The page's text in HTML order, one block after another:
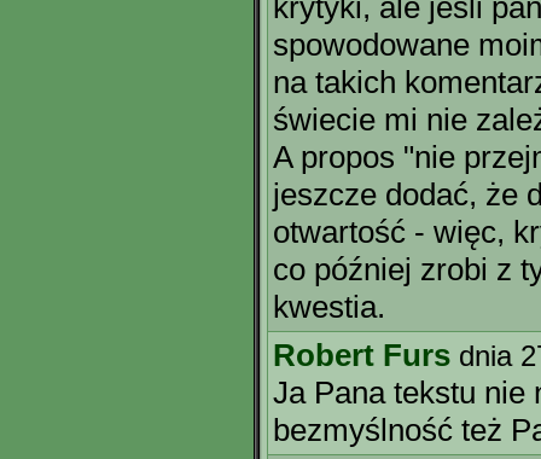
krytyki, ale jeśli
spowodowane
na takich
świecie mi nie
A propos "nie
jeszcze dodać, że
otwartość - więc,
co później zrobi z
kwestia.
Robert Furs dnia
Ja Pana tekstu nie
bezmyślność też